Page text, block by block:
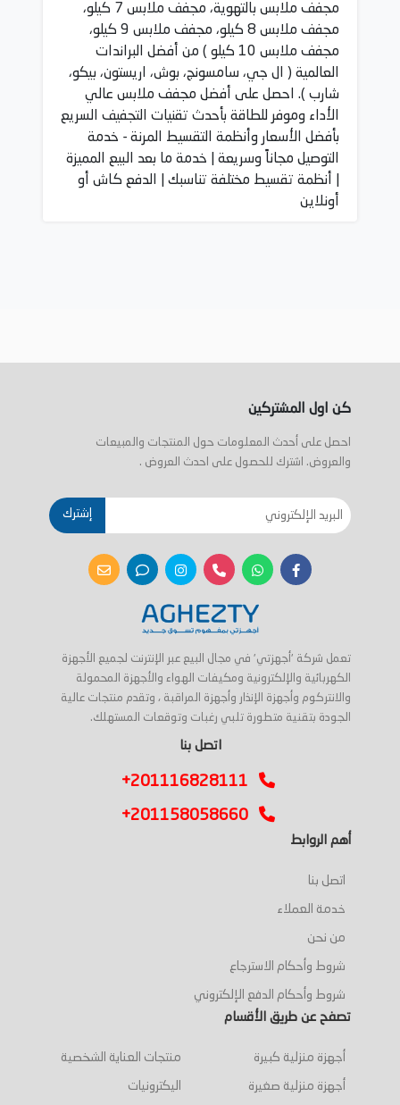
مجفف ملابس بالتهوية، مجفف ملابس 7 كيلو،
مجفف ملابس 8 كيلو، مجفف ملابس 9 كيلو،
مجفف ملابس 10 كيلو ) من أفضل البراندات
العالمية ( ال جي، سامسونج، بوش، اريستون، بيكو،
شارب ). احصل على أفضل مجفف ملابس عالي
الأداء وموفر للطاقة بأحدث تقنيات التجفيف السريع
بأفضل الأسعار وأنظمة التقسيط المرنة - خدمة
التوصيل مجاناً وسريعة | خدمة ما بعد البيع المميزة
| أنظمة تقسيط مختلفة تناسبك | الدفع كاش أو
أونلاين
كن اول المشتركين
احصل على أحدث المعلومات حول المنتجات والمبيعات
والعروض. اشترك للحصول على احدث العروض .
إشترك
تعمل شركة 'أجهزتي' في مجال البيع عبر الإنترنت لجميع الأجهزة
الكهربائية والإلكترونية ومكيفات الهواء والأجهزة المحمولة
والانتركوم وأجهزة الإنذار وأجهزة المراقبة ، وتقدم منتجات عالية
الجودة بتقنية متطورة تلبي رغبات وتوقعات المستهلك.
اتصل بنا
+201116828111
+201158058660
أهم الروابط
اتصل بنا
خدمة العملاء
من نحن
شروط وأحكام الاسترجاع
شروط وأحكام الدفع الإلكتروني
تصفح عن طريق الأقسام
أجهزة منزلية كبيرة
أجهزة منزلية صغيرة
منتجات العناية الشخصية
اليكترونيات